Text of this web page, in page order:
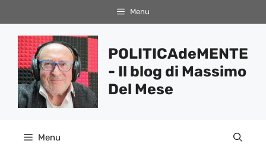
al
contenuto
Menu
POLITICAdeMENTE
- Il blog di Massimo
Del Mese
Menu